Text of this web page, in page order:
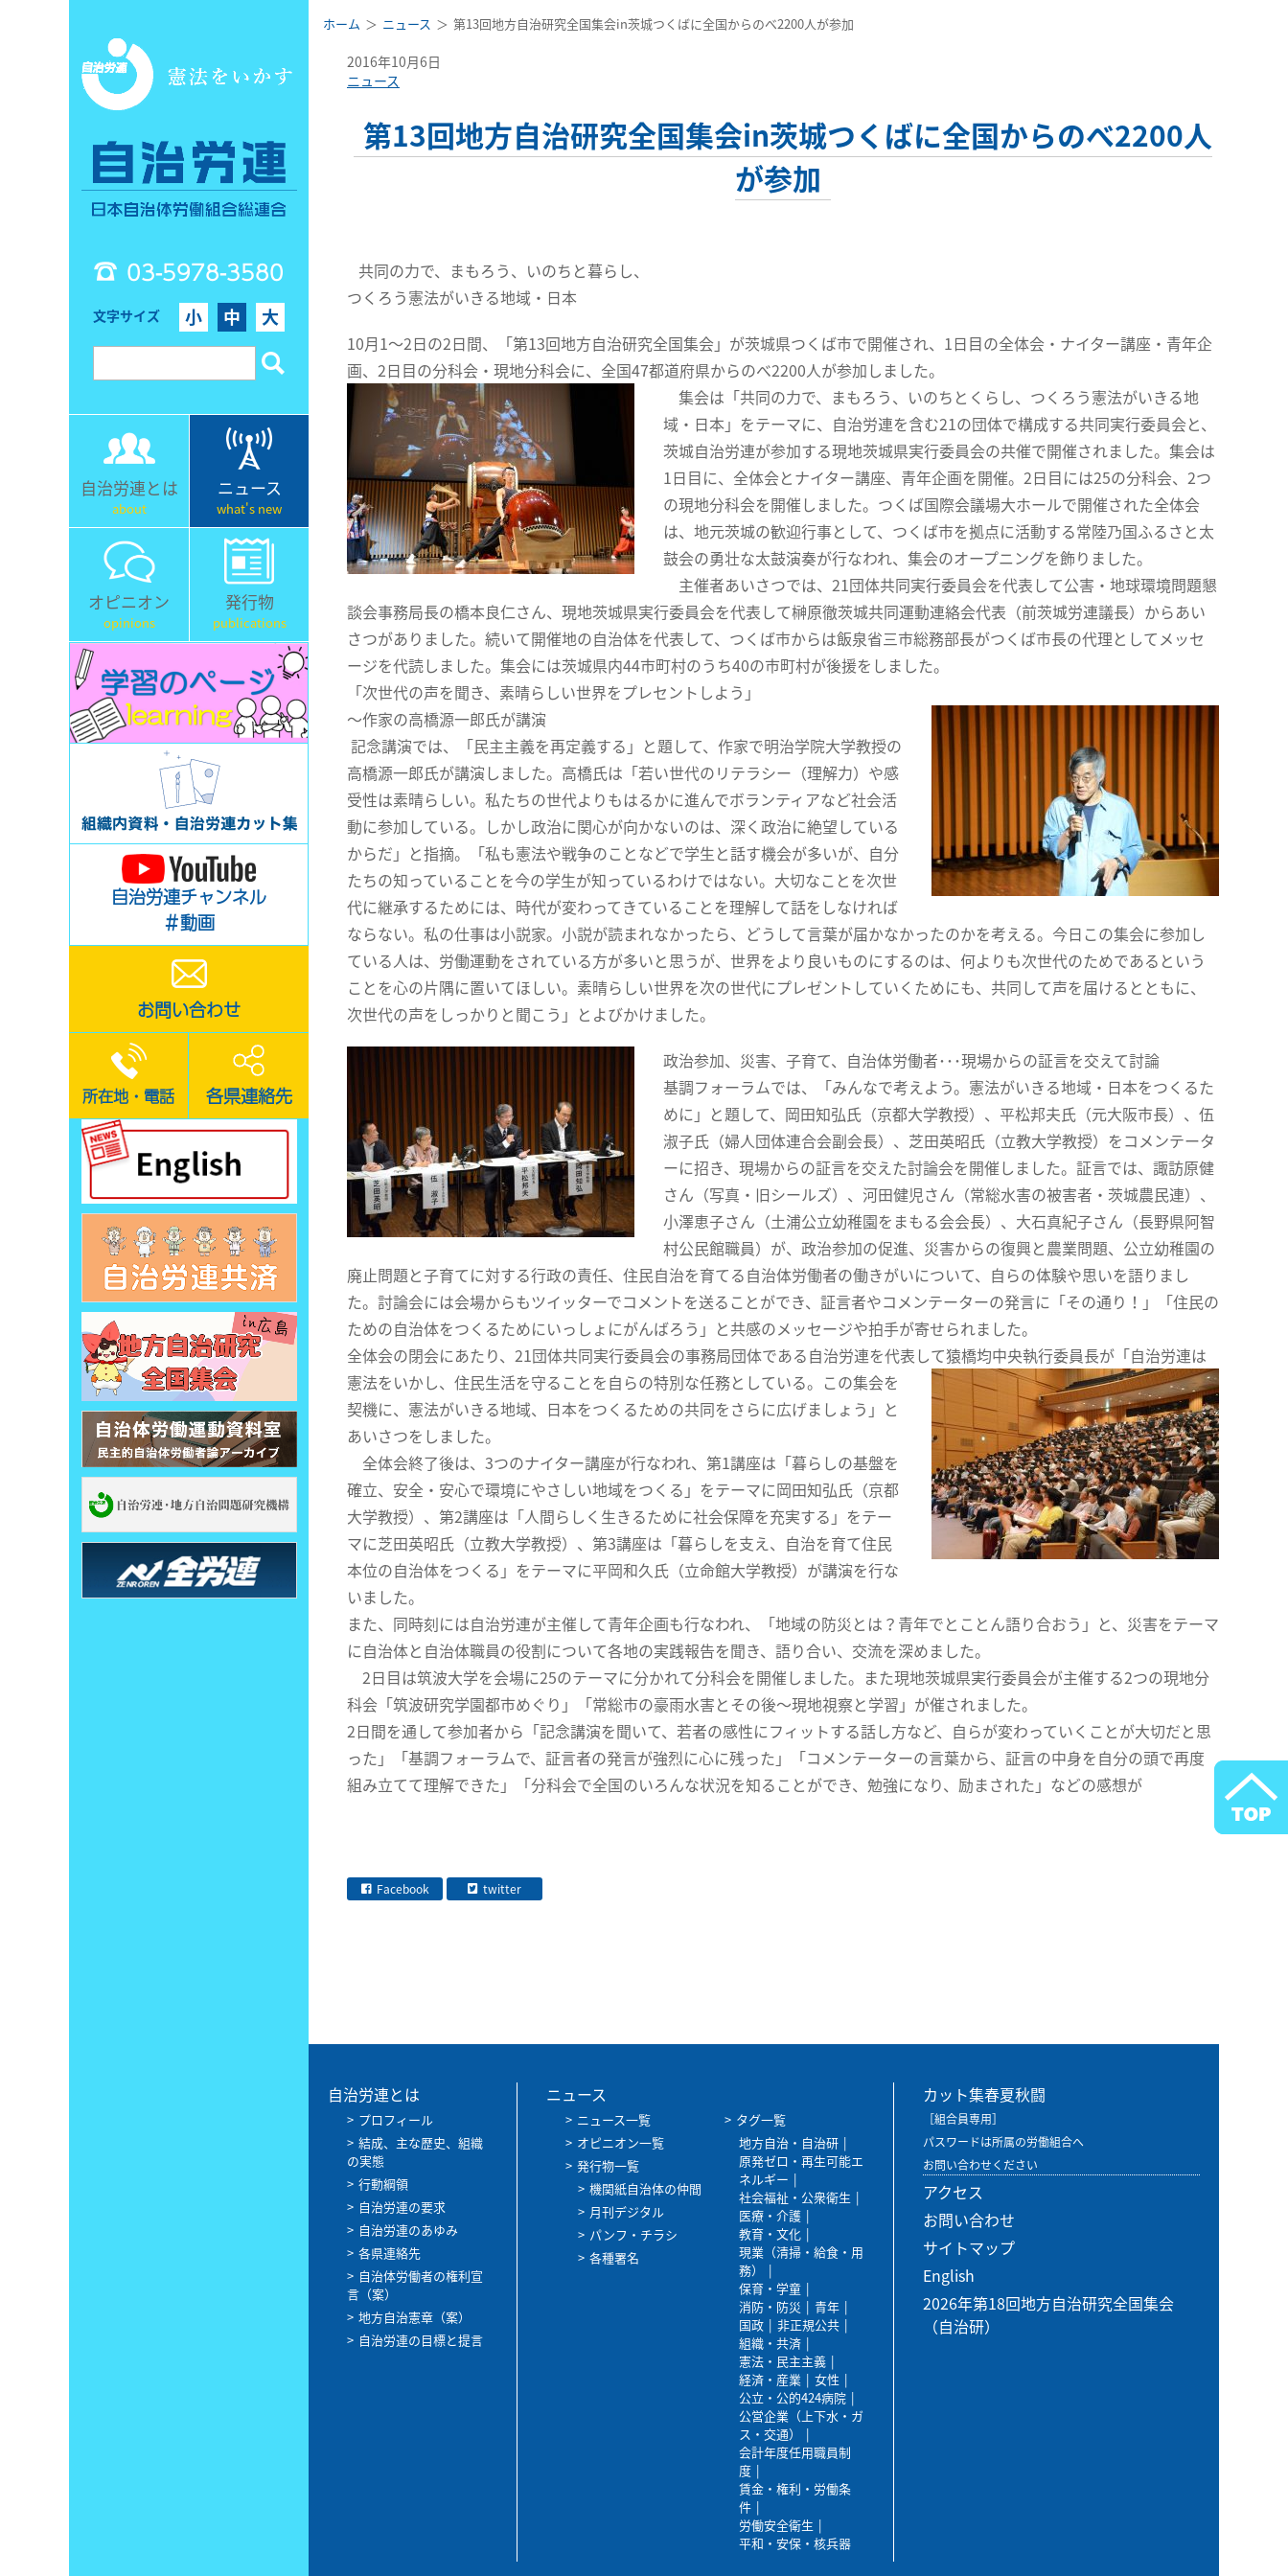
03-5978-3580
文字サイズ 小 中 大
自治労連とは
about
ニュース
what's new
オピニオン
opinions
発行物
publications
自治労連チャンネル
＃動画
お問い合わせ
所在地・電話 各県連絡先
ホーム ニュース 第13回地方自治研究全国集会in茨城つくばに全国からのべ2200人が参加
2016年10月6日
ニュース
第13回地方自治研究全国集会in茨城つくばに全国からのべ2200人
が参加
共同の力で、まもろう、いのちと暮らし、
つくろう憲法がいきる地域・日本
10月1～2日の2日間、「第13回地方自治研究全国集会」が茨城県つくば市で開催され、1日目の全体会・ナイター講座・青年企
画、2日目の分科会・現地分科会に、全国47都道府県からのべ2200人が参加しました。
集会は「共同の力で、まもろう、いのちとくらし、つくろう憲法がいきる地
域・日本」をテーマに、自治労連を含む21の団体で構成する共同実行委員会と、
茨城自治労連が参加する現地茨城県実行委員会の共催で開催されました。集会は
1日目に、全体会とナイター講座、青年企画を開催。2日目には25の分科会、2つ
の現地分科会を開催しました。つくば国際会議場大ホールで開催された全体会
は、地元茨城の歓迎行事として、つくば市を拠点に活動する常陸乃国ふるさと太
鼓会の勇壮な太鼓演奏が行なわれ、集会のオープニングを飾りました。
主催者あいさつでは、21団体共同実行委員会を代表して公害・地球環境問題懇
談会事務局長の橋本良仁さん、現地茨城県実行委員会を代表して榊原徹茨城共同運動連絡会代表（前茨城労連議長）からあい
さつがありました。続いて開催地の自治体を代表して、つくば市からは飯泉省三市総務部長がつくば市長の代理としてメッセ
ージを代読しました。集会には茨城県内44市町村のうち40の市町村が後援をしました。
「次世代の声を聞き、素晴らしい世界をプレセントしよう」
～作家の高橋源一郎氏が講演
記念講演では、「民主主義を再定義する」と題して、作家で明治学院大学教授の
高橋源一郎氏が講演しました。高橋氏は「若い世代のリテラシー（理解力）や感
受性は素晴らしい。私たちの世代よりもはるかに進んでボランティアなど社会活
動に参加している。しかし政治に関心が向かないのは、深く政治に絶望している
からだ」と指摘。「私も憲法や戦争のことなどで学生と話す機会が多いが、自分
たちの知っていることを今の学生が知っているわけではない。大切なことを次世
代に継承するためには、時代が変わってきていることを理解して話をしなければ
ならない。私の仕事は小説家。小説が読まれなかったら、どうして言葉が届かなかったのかを考える。今日この集会に参加し
ている人は、労働運動をされている方が多いと思うが、世界をより良いものにするのは、何よりも次世代のためであるという
ことを心の片隅に置いてほしい。素晴らしい世界を次の世代にプレゼントしていくためにも、共同して声を届けるとともに、
次世代の声をしっかりと聞こう」とよびかけました。
政治参加、災害、子育て、自治体労働者･･･現場からの証言を交えて討論
基調フォーラムでは、「みんなで考えよう。憲法がいきる地域・日本をつくるた
めに」と題して、岡田知弘氏（京都大学教授）、平松邦夫氏（元大阪市長）、伍
淑子氏（婦人団体連合会副会長）、芝田英昭氏（立教大学教授）をコメンテータ
ーに招き、現場からの証言を交えた討論会を開催しました。証言では、諏訪原健
さん（写真・旧シールズ）、河田健児さん（常総水害の被害者・茨城農民連）、
小澤恵子さん（土浦公立幼稚園をまもる会会長）、大石真紀子さん（長野県阿智
村公民館職員）が、政治参加の促進、災害からの復興と農業問題、公立幼稚園の
廃止問題と子育てに対する行政の責任、住民自治を育てる自治体労働者の働きがいについて、自らの体験や思いを語りまし
た。討論会には会場からもツイッターでコメントを送ることができ、証言者やコメンテーターの発言に「その通り！」「住民の
ための自治体をつくるためにいっしょにがんばろう」と共感のメッセージや拍手が寄せられました。
全体会の閉会にあたり、21団体共同実行委員会の事務局団体である自治労連を代表して猿橋均中央執行委員長が「自治労連は
憲法をいかし、住民生活を守ることを自らの特別な任務としている。この集会を
契機に、憲法がいきる地域、日本をつくるための共同をさらに広げましょう」と
あいさつをしました。
全体会終了後は、3つのナイター講座が行なわれ、第1講座は「暮らしの基盤を
確立、安全・安心で環境にやさしい地域をつくる」をテーマに岡田知弘氏（京都
大学教授）、第2講座は「人間らしく生きるために社会保障を充実する」をテー
マに芝田英昭氏（立教大学教授）、第3講座は「暮らしを支え、自治を育て住民
本位の自治体をつくる」をテーマに平岡和久氏（立命館大学教授）が講演を行な
いました。
また、同時刻には自治労連が主催して青年企画も行なわれ、「地域の防災とは？青年でとことん語り合おう」と、災害をテーマ
に自治体と自治体職員の役割について各地の実践報告を聞き、語り合い、交流を深めました。
2日目は筑波大学を会場に25のテーマに分かれて分科会を開催しました。また現地茨城県実行委員会が主催する2つの現地分
科会「筑波研究学園都市めぐり」「常総市の豪雨水害とその後～現地視察と学習」が催されました。
2日間を通して参加者から「記念講演を聞いて、若者の感性にフィットする話し方など、自らが変わっていくことが大切だと思
った」「基調フォーラムで、証言者の発言が強烈に心に残った」「コメンテーターの言葉から、証言の中身を自分の頭で再度
組み立てて理解できた」「分科会で全国のいろんな状況を知ることができ、勉強になり、励まされた」などの感想が
Facebook twitter
自治労連とは
プロフィール
結成、主な歴史、組織
の実態
行動綱領
自治労連の要求
自治労連のあゆみ
各県連絡先
自治体労働者の権利宣
言（案）
地方自治憲章（案）
自治労連の目標と提言
ニュース
ニュース一覧
オピニオン一覧
発行物一覧
機関紙自治体の仲間
月刊デジタル
パンフ・チラシ
各種署名
タグ一覧
地方自治・自治研
原発ゼロ・再生可能エ
ネルギー
社会福祉・公衆衛生
医療・介護
教育・文化
現業（清掃・給食・用
務）
保育・学童
消防・防災
青年
国政
非正規公共
組織・共済
憲法・民主主義
経済・産業
女性
公立・公的424病院
公営企業（上下水・ガ
ス・交通）
会計年度任用職員制
度
賃金・権利・労働条
件
労働安全衛生
平和・安保・核兵器
カット集春夏秋闘
［組合員専用］
パスワードは所属の労働組合へ
お問い合わせください
アクセス
お問い合わせ
サイトマップ
English
2026年第18回地方自治研究全国集会
（自治研）